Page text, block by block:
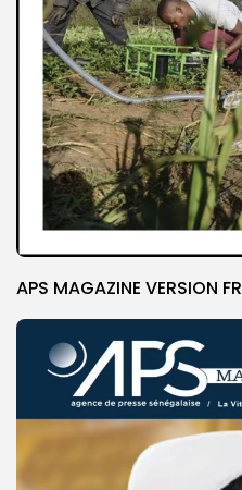
APS MAGAZINE VERSION FR